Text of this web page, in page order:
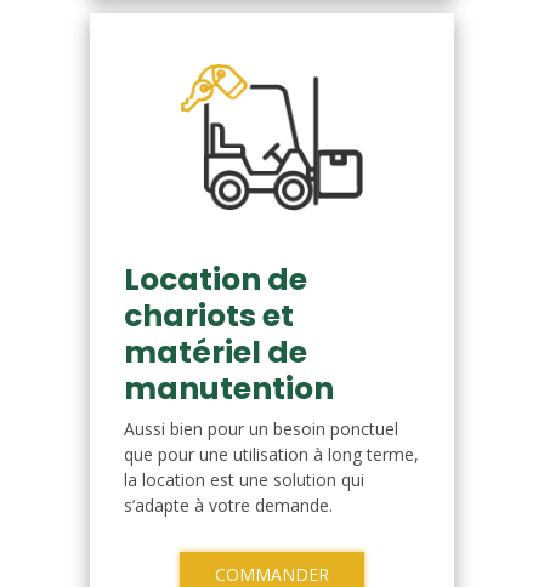
Location de
chariots et
matériel de
manutention
Aussi bien pour un besoin ponctuel
que pour une utilisation à long terme,
la location est une solution qui
s’adapte à votre demande.
COMMANDER